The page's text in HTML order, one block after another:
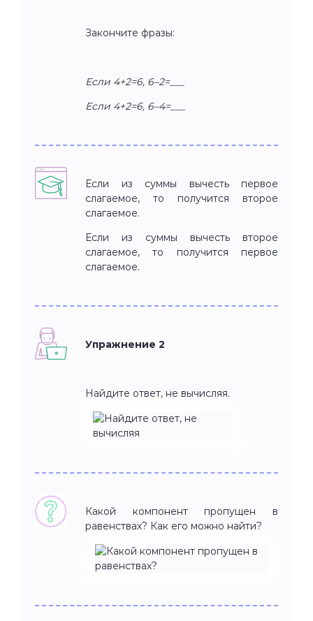
Закончите фразы:
Если 4+2=6, 6–2=___
Если 4+2=6, 6–4=___
Если из суммы вычесть первое
слагаемое, то получится второе
слагаемое.
Если из суммы вычесть второе
слагаемое, то получится первое
слагаемое.
Упражнение 2
Найдите ответ, не вычисляя.
Какой компонент пропущен в
равенствах? Как его можно найти?